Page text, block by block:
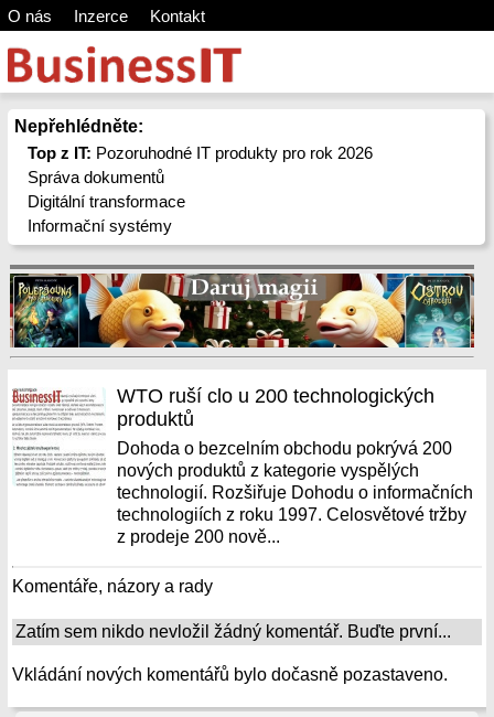
O nás Inzerce Kontakt
Nepřehlédněte:
Top z IT: Pozoruhodné IT produkty pro rok 2026
Správa dokumentů
Digitální transformace
Informační systémy
WTO ruší clo u 200 technologických
produktů
Dohoda o bezcelním obchodu pokrývá 200
nových produktů z kategorie vyspělých
technologií. Rozšiřuje Dohodu o informačních
technologiích z roku 1997. Celosvětové tržby
z prodeje 200 nově...
Komentáře, názory a rady
Zatím sem nikdo nevložil žádný komentář. Buďte první...
Vkládání nových komentářů bylo dočasně pozastaveno.